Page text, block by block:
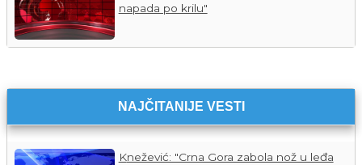
napada po krilu"
NAJČITANIJE VESTI
Knežević: "Crna Gora zabola nož u leđa